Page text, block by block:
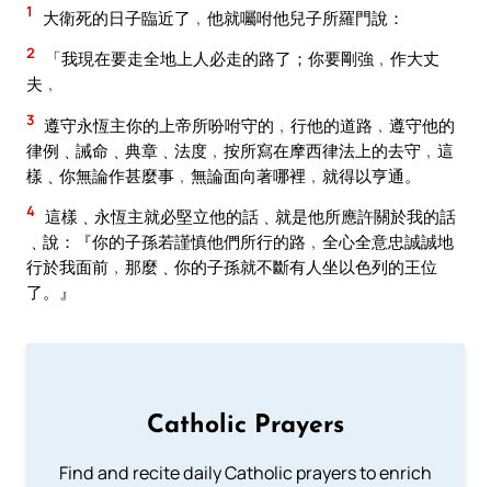
1 大衛死的日子臨近了﹐他就囑咐他兒子所羅門說：
2
「我現在要走全地上人必走的路了；你要剛強﹐作大丈
夫﹐
3 遵守永恆主你的上帝所吩咐守的﹐行他的道路﹐遵守他的
律例﹑誡命﹑典章﹑法度﹐按所寫在摩西律法上的去守﹐這
樣﹑你無論作甚麼事﹐無論面向著哪裡﹐就得以亨通。
4 這樣﹑永恆主就必堅立他的話﹑就是他所應許關於我的話
﹑說：『你的子孫若謹慎他們所行的路﹐全心全意忠誠誠地
行於我面前﹐那麼﹑你的子孫就不斷有人坐以色列的王位
了。』
Catholic Prayers
Find and recite daily Catholic prayers to enrich